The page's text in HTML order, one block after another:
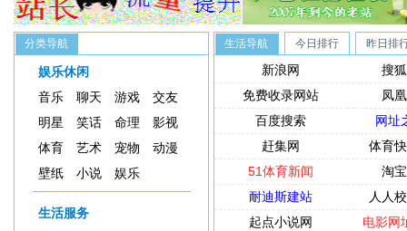
生活导航 今日排行 昨日排
新浪网
搜
免费收录网站
凤
百度搜索
网址
赶集网
体育
51体育新闻
淘
耐迪斯建站
人人
起点小说网
电影网
分类导航
娱乐休闲
音乐
聊天 游戏
交友
明星
笑话 命理
影视
体育
艺术 宠物
动漫
壁纸
小说 娱乐
生活服务